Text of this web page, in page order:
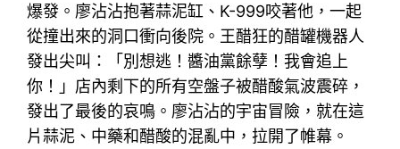
爆發。廖沾沾抱著蒜泥缸、K-999咬著他，一起
從撞出來的洞口衝向後院。王醋狂的醋罐機器人
發出尖叫：「別想逃！醬油黨餘孽！我會追上
你！」店內剩下的所有空盤子被醋酸氣波震碎，
發出了最後的哀鳴。廖沾沾的宇宙冒險，就在這
片蒜泥、中藥和醋酸的混亂中，拉開了帷幕。